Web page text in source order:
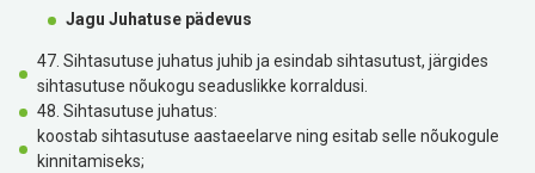
Jagu Juhatuse pädevus
47. Sihtasutuse juhatus juhib ja esindab sihtasutust, järgides
sihtasutuse nõukogu seaduslikke korraldusi.
48. Sihtasutuse juhatus:
koostab sihtasutuse aastaeelarve ning esitab selle nõukogule
kinnitamiseks;